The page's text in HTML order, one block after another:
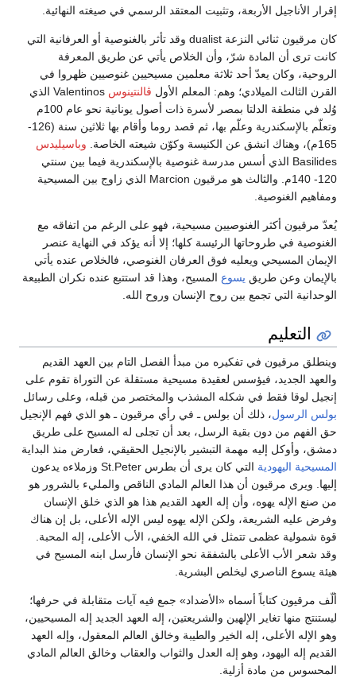
إقرار الأناجيل الأربعة، وتثبيت المعتقد الرسمي في صيغته النهائية.
كان مرقيون ثنائي النزعة dualist وقد تأثر بالغنوصية أو العرفانية التي
كانت ترى أن المادة شرّ، وأن الخلاص يأتي عن طريق المعرفة
الروحية، وكان يعدّ أحد ثلاثة معلمين مسيحيين غنوصيين ظهروا في
القرن الثالث الميلادي؛ وهم: المعلم الأول ڤالنتينوس
Valentinos الذي
وُلد في منطقة الدلتا بمصر لأسرة ذات أصول يونانية نحو عام 100م
وتعلّم بالإسكندرية وعلّم بها، ثم قصد روما وأقام بها ثلاثين سنة (126-
165م)، وهناك انشق عن الكنيسة وكوّن شيعته الخاصة.
وباسيليدس
Basilides الذي أسس مدرسة غنوصية بالإسكندرية فيما بين سنتي
120- 140م. والثالث هو مرقيون Marcion الذي زاوج بين المسيحية
ومفاهيم الغنوصية.
يُعدّ مرقيون أكثر الغنوصيين مسيحية، فهو على الرغم من اتفاقه مع
الغنوصية في طروحاتها الرئيسة كلها؛ إلا أنه يؤكد في النهاية عنصر
الإيمان المسيحي ويعليه فوق العرفان الغنوصي، فالخلاص عنده يأتي
بالإيمان وعن طريق يسوع المسيح، وهذا قد استتبع عنده نكران الطبيعة
الوحدانية التي تجمع بين روح الإنسان وروح الله.
التعليم
وينطلق مرقيون في تفكيره من مبدأ الفصل التام بين العهد القديم
والعهد الجديد، فيؤسس لعقيدة مسيحية مستقلة عن التوراة تقوم على
إنجيل لوقا فقط في شكله المشذب والمختصر من قبله، وعلى رسائل
بولس الرسول، ذلك أن بولس ـ في رأي مرقيون ـ هو الذي فهم الإنجيل
حق الفهم من دون بقية الرسل، بعد أن تجلى له المسيح على طريق
دمشق، وأوكل إليه مهمة التبشير بالإنجيل الحقيقي، فعارض منذ البداية
المسيحية اليهودية
التي كان يرى أن بطرس St.Peter وزملاءه يدعون
إليها. ويرى مرقيون أن هذا العالم المادي الناقص والمليء بالشرور هو
من صنع الإله يهوه، وأن إله العهد القديم هذا هو الذي خلق الإنسان
وفرض عليه الشريعة، ولكن الإله يهوه ليس الإله الأعلى، بل إن هناك
قوة شمولية عظمى تتمثل في الله الخفي، الأب الأعلى، إله المحبة.
وقد شعر الأب الأعلى بالشفقة نحو الإنسان فأرسل ابنه المسيح في
هيئة يسوع الناصري ليخلص البشرية.
ألّف مرقيون كتاباً أسماه «الأضداد» جمع فيه آيات متقابلة في حرفها؛
ليستنتج منها تغاير الإلهين والشريعتين، إله العهد الجديد إله المسيحيين،
وهو الإله الأعلى، إله الخير والطيبة وخالق العالم المعقول، وإله العهد
القديم إله اليهود، وهو إله العدل والثواب والعقاب وخالق العالم المادي
المحسوس من مادة أزلية.